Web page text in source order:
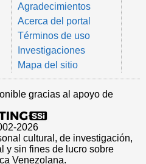
Agradecimientos
Acerca del portal
Términos de uso
Investigaciones
Mapa del sitio
gracias al apoyo de
2026
cultural, de investigación,
y sin fines de lucro sobre
Venezolana.